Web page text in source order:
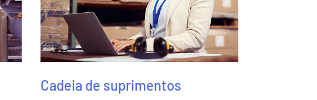
Cadeia de suprimentos